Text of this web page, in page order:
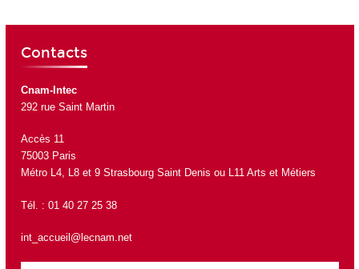
Contacts
Cnam-Intec
292 rue Saint Martin
Accès 11
75003 Paris
Métro L4, L8 et 9 Strasbourg Saint Denis ou L11 Arts et Métiers
Tél. : 01 40 27 25 38
int_accueil@lecnam.net